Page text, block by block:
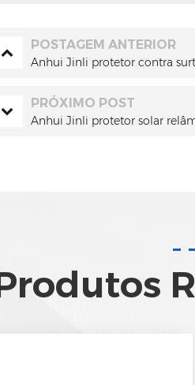
POSTAGEM ANTERIOR
Anhui Jinli protetor contra
PRÓXIMO POST
Anhui Jinli protetor solar